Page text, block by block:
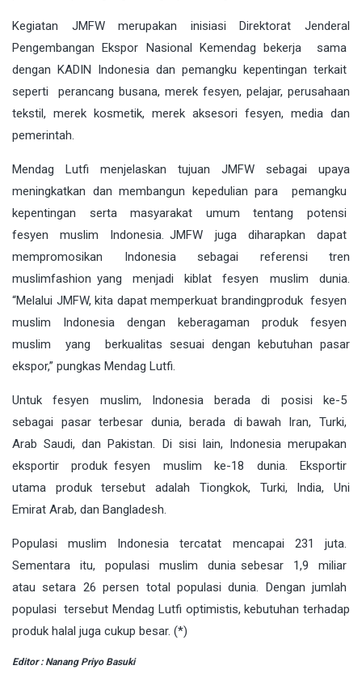
Kegiatan JMFW merupakan inisiasi Direktorat Jenderal
Pengembangan Ekspor Nasional Kemendag bekerja sama
dengan KADIN Indonesia dan pemangku kepentingan terkait
seperti perancang busana, merek fesyen, pelajar, perusahaan
tekstil, merek kosmetik, merek aksesori fesyen, media dan
pemerintah.
Mendag Lutfi menjelaskan tujuan JMFW sebagai upaya
meningkatkan dan membangun kepedulian para pemangku
kepentingan serta masyarakat umum tentang potensi
fesyen muslim Indonesia. JMFW juga diharapkan dapat
mempromosikan Indonesia sebagai referensi tren
muslimfashion yang menjadi kiblat fesyen muslim dunia.
“Melalui JMFW, kita dapat memperkuat brandingproduk fesyen
muslim Indonesia dengan keberagaman produk fesyen
muslim yang berkualitas sesuai dengan kebutuhan pasar
ekspor,” pungkas Mendag Lutfi.
Untuk fesyen muslim, Indonesia berada di posisi ke-5
sebagai pasar terbesar dunia, berada di bawah Iran, Turki,
Arab Saudi, dan Pakistan. Di sisi lain, Indonesia merupakan
eksportir produk fesyen muslim ke-18 dunia. Eksportir
utama produk tersebut adalah Tiongkok, Turki, India, Uni
Emirat Arab, dan Bangladesh.
Populasi muslim Indonesia tercatat mencapai 231 juta.
Sementara itu, populasi muslim dunia sebesar 1,9 miliar
atau setara 26 persen total populasi dunia. Dengan jumlah
populasi tersebut Mendag Lutfi optimistis, kebutuhan terhadap
produk halal juga cukup besar. (*)
Editor : Nanang Priyo Basuki